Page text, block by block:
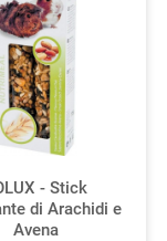
- Stick
di Arachidi e
Avena